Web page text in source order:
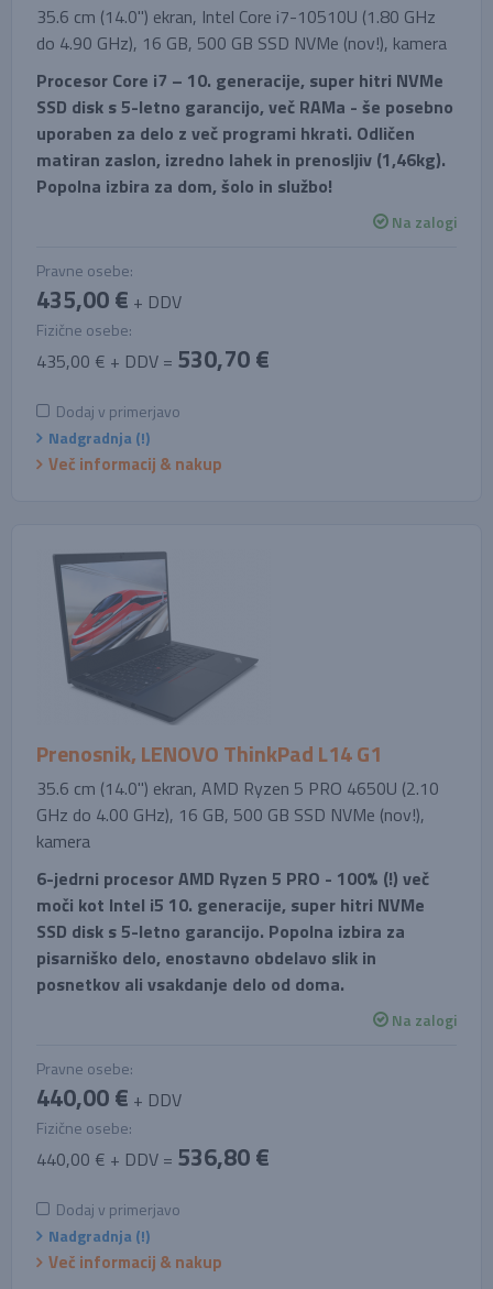
35.6 cm (14.0'') ekran, Intel Core i7-10510U (1.80 GHz
do 4.90 GHz), 16 GB, 500 GB SSD NVMe (nov!), kamera
Procesor Core i7 – 10. generacije, super hitri NVMe
SSD disk s 5-letno garancijo, več RAMa - še posebno
uporaben za delo z več programi hkrati. Odličen
matiran zaslon, izredno lahek in prenosljiv (1,46kg).
Popolna izbira za dom, šolo in službo!
Na zalogi
Pravne osebe:
435,00 € + DDV
Fizične osebe:
435,00 € + DDV = 530,70 €
Dodaj v primerjavo
Nadgradnja (!)
Več informacij & nakup
Prenosnik, LENOVO ThinkPad L14 G1
35.6 cm (14.0'') ekran, AMD Ryzen 5 PRO 4650U (2.10
GHz do 4.00 GHz), 16 GB, 500 GB SSD NVMe (nov!),
kamera
6-jedrni procesor AMD Ryzen 5 PRO - 100% (!) več
moči kot Intel i5 10. generacije, super hitri NVMe
SSD disk s 5-letno garancijo. Popolna izbira za
pisarniško delo, enostavno obdelavo slik in
posnetkov ali vsakdanje delo od doma.
Na zalogi
Pravne osebe:
440,00 € + DDV
Fizične osebe:
440,00 € + DDV = 536,80 €
Dodaj v primerjavo
Nadgradnja (!)
Več informacij & nakup